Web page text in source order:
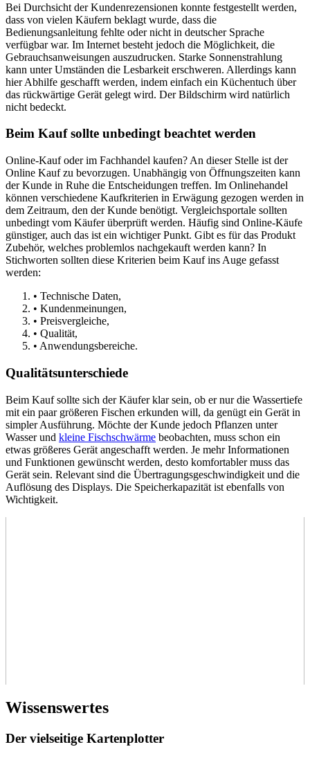
Bei Durchsicht der Kundenrezensionen konnte festgestellt werden,
dass von vielen Käufern beklagt wurde, dass die
Bedienungsanleitung fehlte oder nicht in deutscher Sprache
verfügbar war. Im Internet besteht jedoch die Möglichkeit, die
Gebrauchsanweisungen auszudrucken. Starke Sonnenstrahlung
kann unter Umständen die Lesbarkeit erschweren. Allerdings kann
hier Abhilfe geschafft werden, indem einfach ein Küchentuch über
das rückwärtige Gerät gelegt wird. Der Bildschirm wird natürlich
nicht bedeckt.
Beim Kauf sollte unbedingt beachtet werden
Online-Kauf oder im Fachhandel kaufen? An dieser Stelle ist der
Online Kauf zu bevorzugen. Unabhängig von Öffnungszeiten kann
der Kunde in Ruhe die Entscheidungen treffen. Im Onlinehandel
können verschiedene Kaufkriterien in Erwägung gezogen werden in
dem Zeitraum, den der Kunde benötigt. Vergleichsportale sollten
unbedingt vom Käufer überprüft werden. Häufig sind Online-Käufe
günstiger, auch das ist ein wichtiger Punkt. Gibt es für das Produkt
Zubehör, welches problemlos nachgekauft werden kann? In
Stichworten sollten diese Kriterien beim Kauf ins Auge gefasst
werden:
• Technische Daten,
• Kundenmeinungen,
• Preisvergleiche,
• Qualität,
• Anwendungsbereiche.
Qualitätsunterschiede
Beim Kauf sollte sich der Käufer klar sein, ob er nur die Wassertiefe
mit ein paar größeren Fischen erkunden will, da genügt ein Gerät in
simpler Ausführung. Möchte der Kunde jedoch Pflanzen unter
Wasser und kleine Fischschwärme beobachten, muss schon ein
etwas größeres Gerät angeschafft werden. Je mehr Informationen
und Funktionen gewünscht werden, desto komfortabler muss das
Gerät sein. Relevant sind die Übertragungsgeschwindigkeit und die
Auflösung des Displays. Die Speicherkapazität ist ebenfalls von
Wichtigkeit.
Wissenswertes
Der vielseitige Kartenplotter